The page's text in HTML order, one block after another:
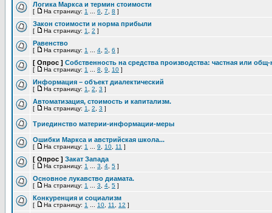
Логика Маркса и термин стоимости
[ На страницу: 1 6 7 8 ]
Закон стоимости и норма прибыли
[ На страницу: 1 2 ]
Равенство
[ На страницу: 1 4 5 6 ]
[ Опрос ] Собственность на средства производства: частная или общ-
[ На страницу: 1 8 9 10 ]
Информация – объект диалектический
[ На страницу: 1 2 3 ]
Автоматизация, стоимость и капитализм.
[ На страницу: 1 2 3 ]
Триединство материи-информации-меры
Ошибки Маркса и австрийская школа...
[ На страницу: 1 9 10 11 ]
[ Опрос ] Закат Запада
[ На страницу: 1 3 4 5 ]
Основное лукавство диамата.
[ На страницу: 1 3 4 5 ]
Конкуренция и социализм
[ На страницу: 1 10 11 12 ]